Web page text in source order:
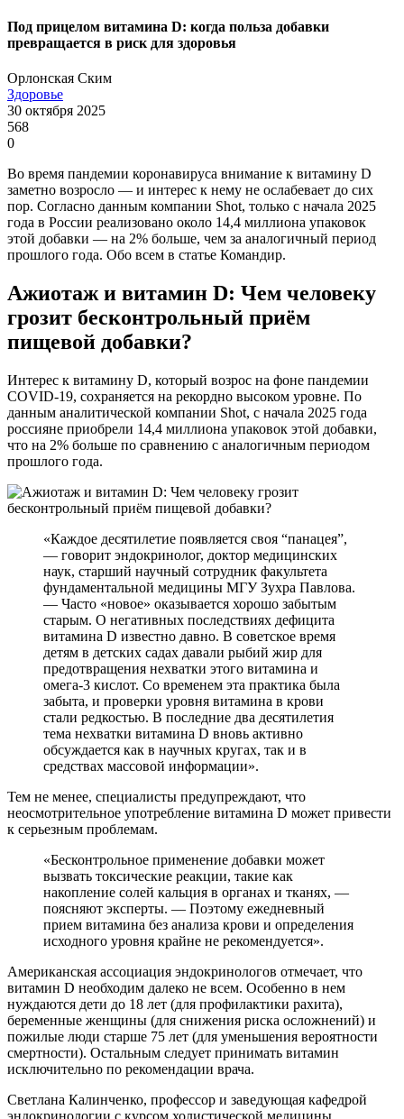
Под прицелом витамина D: когда польза добавки
превращается в риск для здоровья
Орлонская Ским
Здоровье
30 октября 2025
568
0
Во время пандемии коронавируса внимание к витамину D
заметно возросло — и интерес к нему не ослабевает до сих
пор. Согласно данным компании Shot, только с начала 2025
года в России реализовано около 14,4 миллиона упаковок
этой добавки — на 2% больше, чем за аналогичный период
прошлого года. Обо всем в статье Командир.
Ажиотаж и витамин D: Чем человеку
грозит бесконтрольный приём
пищевой добавки?
Интерес к витамину D, который возрос на фоне пандемии
COVID-19, сохраняется на рекордно высоком уровне. По
данным аналитической компании Shot, с начала 2025 года
россияне приобрели 14,4 миллиона упаковок этой добавки,
что на 2% больше по сравнению с аналогичным периодом
прошлого года.
«Каждое десятилетие появляется своя “панацея”,
— говорит эндокринолог, доктор медицинских
наук, старший научный сотрудник факультета
фундаментальной медицины МГУ Зухра Павлова.
— Часто «новое» оказывается хорошо забытым
старым. О негативных последствиях дефицита
витамина D известно давно. В советское время
детям в детских садах давали рыбий жир для
предотвращения нехватки этого витамина и
омега-3 кислот. Со временем эта практика была
забыта, и проверки уровня витамина в крови
стали редкостью. В последние два десятилетия
тема нехватки витамина D вновь активно
обсуждается как в научных кругах, так и в
средствах массовой информации».
Тем не менее, специалисты предупреждают, что
неосмотрительное употребление витамина D может привести
к серьезным проблемам.
«Бесконтрольное применение добавки может
вызвать токсические реакции, такие как
накопление солей кальция в органах и тканях, —
поясняют эксперты. — Поэтому ежедневный
прием витамина без анализа крови и определения
исходного уровня крайне не рекомендуется».
Американская ассоциация эндокринологов отмечает, что
витамин D необходим далеко не всем. Особенно в нем
нуждаются дети до 18 лет (для профилактики рахита),
беременные женщины (для снижения риска осложнений) и
пожилые люди старше 75 лет (для уменьшения вероятности
смертности). Остальным следует принимать витамин
исключительно по рекомендации врача.
Светлана Калинченко, профессор и заведующая кафедрой